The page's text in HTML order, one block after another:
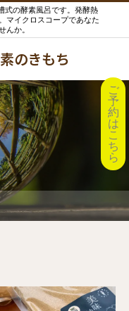
式の酵素風呂です。発酵熱
マイクロスコープであなた
んか。
のきもち
ご
予
約
は
こ
ち
ら